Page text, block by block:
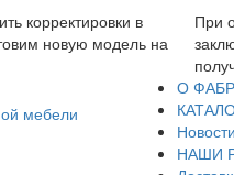
корректировки в
новую модель на
При
мебели
О
НАШИ